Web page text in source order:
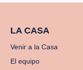
LA CASA
Venir a la Casa
El equipo